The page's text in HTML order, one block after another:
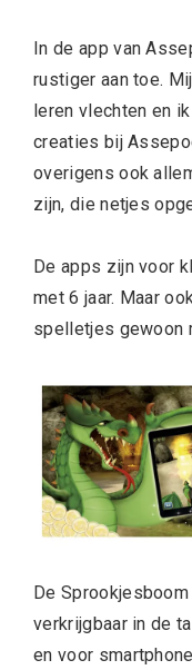
In de app van
rustiger aan toe.
leren vlechten en
creaties bij
overigens ook
zijn, die netjes
De apps zijn voor
met 6 jaar. Maar
spelletjes gewoon
De
verkrijgbaar in de
en voor